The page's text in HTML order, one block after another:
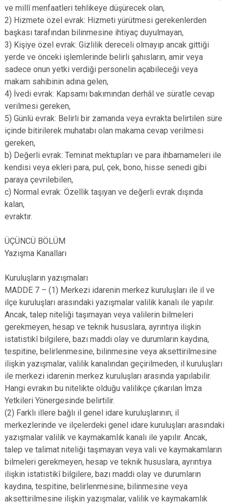
ve millî menfaatleri tehlikeye düşürecek olan,
2) Hizmete özel evrak: Hizmeti yürütmesi gerekenlerden
başkası tarafından bilinmesine ihtiyaç duyulmayan,
3) Kişiye özel evrak: Gizlilik dereceli olmayıp ancak gittiği
yerde ve önceki işlemlerinde belirli şahısların, amir veya
sadece onun yetki verdiği personelin açabileceği veya
makam sahibinin adına gelen,
4) İvedi evrak: Kapsamı bakımından derhâl ve süratle cevap
verilmesi gereken,
5) Günlü evrak: Belirli bir zamanda veya evrakta belirtilen süre
içinde bitirilerek muhatabı olan makama cevap verilmesi
gereken,
b) Değerli evrak: Teminat mektupları ve para ihbarnameleri ile
kendisi veya ekleri para, pul, çek, bono, hisse senedi gibi
paraya çevrilebilen,
c) Normal evrak: Özellik taşıyan ve değerli evrak dışında
kalan,
evraktır.
ÜÇÜNCÜ BÖLÜM
Yazışma Kanalları
Kuruluşların yazışmaları
MADDE 7 – (1) Merkezi idarenin merkez kuruluşları ile il ve
ilçe kuruluşları arasındaki yazışmalar valilik kanalı ile yapılır.
Ancak, talep niteliği taşımayan veya valilerin bilmeleri
gerekmeyen, hesap ve teknik hususlara, ayrıntıya ilişkin
istatistikî bilgilere, bazı maddi olay ve durumların kaydına,
tespitine, belirlenmesine, bilinmesine veya aksettirilmesine
ilişkin yazışmalar, valilik kanalından geçirilmeden, il kuruluşları
ile merkezi idarenin merkez kuruluşları arasında yapılabilir.
Hangi evrakın bu nitelikte olduğu valilikçe çıkarılan İmza
Yetkileri Yönergesinde belirtilir.
(2) Farklı illere bağlı il genel idare kuruluşlarının; il
merkezlerinde ve ilçelerdeki genel idare kuruluşları arasındaki
yazışmalar valilik ve kaymakamlık kanalı ile yapılır. Ancak,
talep ve talimat niteliği taşımayan veya vali ve kaymakamların
bilmeleri gerekmeyen, hesap ve teknik hususlara, ayrıntıya
ilişkin istatistikî bilgilere, bazı maddi olay ve durumların
kaydına, tespitine, belirlenmesine, bilinmesine veya
aksettirilmesine ilişkin yazışmalar, valilik ve kaymakamlık